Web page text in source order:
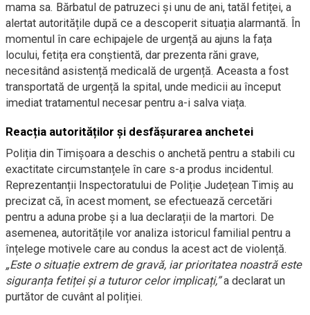
mama sa. Bărbatul de patruzeci și unu de ani, tatăl fetiței, a
alertat autoritățile după ce a descoperit situația alarmantă. În
momentul în care echipajele de urgență au ajuns la fața
locului, fetița era conștientă, dar prezenta răni grave,
necesitând asistență medicală de urgență. Aceasta a fost
transportată de urgență la spital, unde medicii au început
imediat tratamentul necesar pentru a-i salva viața.
Reacția autorităților și desfășurarea anchetei
Poliția din Timișoara a deschis o anchetă pentru a stabili cu
exactitate circumstanțele în care s-a produs incidentul.
Reprezentanții Inspectoratului de Poliție Județean Timiș au
precizat că, în acest moment, se efectuează cercetări
pentru a aduna probe și a lua declarații de la martori. De
asemenea, autoritățile vor analiza istoricul familial pentru a
înțelege motivele care au condus la acest act de violență.
„Este o situație extrem de gravă, iar prioritatea noastră este
siguranța fetiței și a tuturor celor implicați,”a declarat un
purtător de cuvânt al poliției.